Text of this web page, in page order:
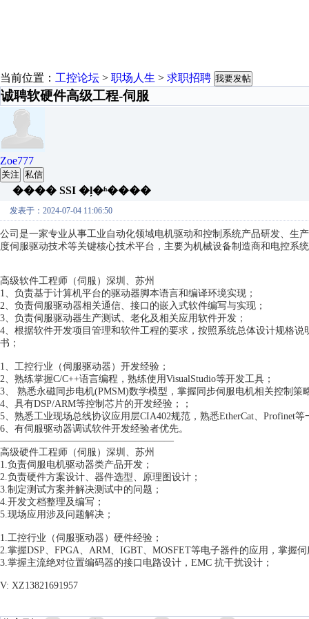
当前位置： 工控论坛 > 职场人生 > 求职招聘 我要发帖
诚聘软硬件高级工程-伺服
Zoe777
关注 私信
���� SSI �ļ�ʱ����
发表于：2024-07-04 11:06:50
公司是一家专业从事工业自动化领域电机驱动和控制系统产品研发、生
度伺服驱动技术等关键核心技术平台，主要为机械设备制造商和电控系
高级软件工程师（伺服）深圳、苏州
1、负责基于计算机平台的驱动器脚本语言和编译环境实现；
2、负责伺服驱动器相关通信、接口的嵌入式软件编写与实现；
3、负责伺服驱动器生产测试、老化及相关应用软件开发；
4、根据软件开发项目管理和软件工程的要求，按照系统总体设计规格
书；
1、工控行业（伺服驱动器）开发经验；
2、熟练掌握C/C++语言编程，熟练使用VisualStudio等开发工具；
3、 熟悉永磁同步电机(PMSM)数学模型，掌握同步伺服电机相关控制策
4、具有DSP/ARM等控制芯片的开发经验；；
5、熟悉工业现场总线协议应用层CIA402规范，熟悉EtherCat、Profinet
6、有伺服驱动器调试软件开发经验者优先。
——————————————————
高级硬件工程师（伺服）深圳、苏州
1.负责伺服电机驱动器类产品开发；
2.负责硬件方案设计、器件选型、原理图设计；
3.制定测试方案并解决测试中的问题；
4.开发文档整理及编写；
5.现场应用涉及问题解决；
1.工控行业（伺服驱动器）硬件经验；
2.掌握DSP、FPGA、ARM、IGBT、MOSFET等电子器件的应用，掌握
3.掌握主流绝对位置编码器的接口电路设计，EMC 抗干扰设计；
V: XZ13821691957